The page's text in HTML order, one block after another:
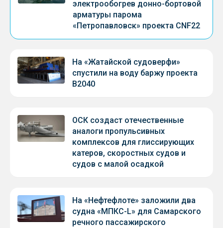
электрообогрев донно-бортовой
арматуры парома
«Петропавловск» проекта CNF22
На «Жатайской судоверфи»
спустили на воду баржу проекта
В2040
ОСК создаст отечественные
аналоги пропульсивных
комплексов для глиссирующих
катеров, скоростных судов и
судов с малой осадкой
На «Нефтефлоте» заложили два
судна «МПКС-L» для Самарского
речного пассажирского